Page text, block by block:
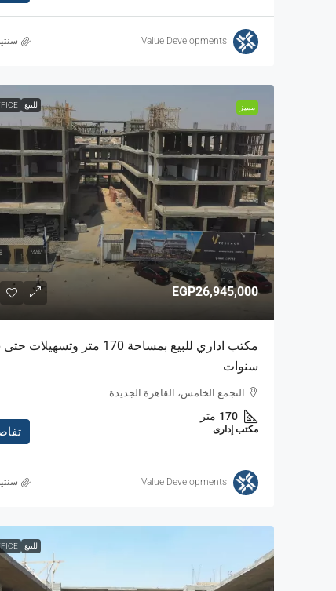
Value Developments
مميز للبيع
EGP26,945,000
مكتب
سنوات
التجمع الخامس، القاهرة الجديدة
170 متر
مكتب إدارى
Value Developments
للبيع